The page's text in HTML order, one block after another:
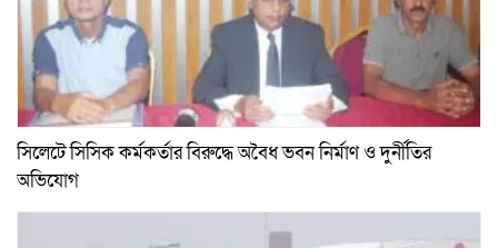
সিলেটে সিসিক কর্মকর্তার বিরুদ্ধে অবৈধ ভবন নির্মাণ ও দুর্নীতির
অভিযোগ